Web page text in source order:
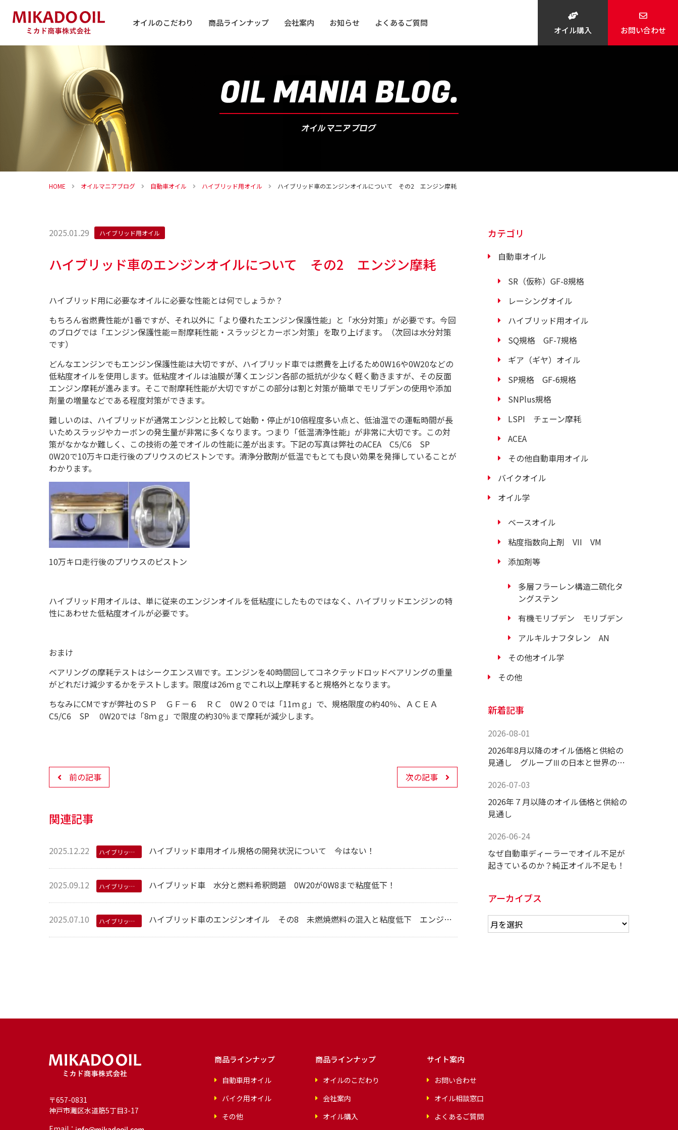
オイルのこだわり 商品ラインナップ
バイク用オイル
会社案内 お知らせ よくあるご質問
オイル購入 お問い合わせ
HOME オイルマニアブログ 自動車オイル ハイブリッド用オイル ハイブリッド車のエンジンオイルについて その2 エンジン摩耗
2025.01.29 ハイブリッド用オイル
ハイブリッド車のエンジンオイルについて その2 エンジン摩耗
ハイブリッド用に必要なオイルに必要な性能とは何でしょうか？
もちろん省燃費性能が1番ですが、それ以外に「より優れたエンジン保護性能」と「水分対策」が必要です。今回
のブログでは「エンジン保護性能＝耐摩耗性能・スラッジとカーボン対策」を取り上げます。（次回は水分対策
です）
どんなエンジンでもエンジン保護性能は大切ですが、ハイブリッド車では燃費を上げるため0W16や0W20などの
低粘度オイルを使用します。低粘度オイルは油膜が薄くエンジン各部の抵抗が少なく軽く動きますが、その反面
エンジン摩耗が進みます。そこで耐摩耗性能が大切ですがこの部分は割と対策が簡単でモリブデンの使用や添加
剤量の増量などである程度対策ができます。
難しいのは、ハイブリッドが通常エンジンと比較して始動・停止が10倍程度多い点と、低油温での運転時間が長
いためスラッジやカーボンの発生量が非常に多くなります。つまり「低温清浄性能」が非常に大切です。この対
策がなかなか難しく、この技術の差でオイルの性能に差が出ます。下記の写真は弊社のACEA C5/C6
SP
0W20で10万キロ走行後のプリウスのピストンです。清浄分散剤が低温でもとても良い効果を発揮していることが
わかります。
10万キロ走行後のプリウスのピストン
ハイブリッド用オイルは、単に従来のエンジンオイルを低粘度にしたものではなく、ハイブリッドエンジンの特
性にあわせた低粘度オイルが必要です。
おまけ
ベアリングの摩耗テストはシークエンスⅧです。エンジンを40時間回してコネクテッドロッドベアリングの重量
がどれだけ減少するかをテストします。限度は26ｍｇでこれ以上摩耗すると規格外となります。
ちなみにCMですが弊社のＳＰ ＧＦ－６ ＲＣ 0Ｗ２０では「11ｍｇ」で、規格限度の約40％、ＡＣＥＡ
C5/C6
SP 0W20では「8ｍｇ」で限度の約30％まで摩耗が減少します。
前の記事 次の記事
関連記事
2025.12.22 ハイブリッド用オイル ハイブリッド車用オイル規格の開発状況について 今はない！
2025.09.12 ハイブリッド用オイル ハイブリッド車 水分と燃料希釈問題 0W20が0W8まで粘度低下！
2025.07.10 ハイブリッド用オイル ハイブリッド車のエンジンオイル その8 未燃焼燃料の混入と粘度低下 エンジン摩耗の原因
カテゴリ
自動車オイル
SR（仮称）GF-8規格
レーシングオイル
ハイブリッド用オイル
SQ規格 GF-7規格
ギア（ギヤ）オイル
SP規格 GF-6規格
SNPlus規格
LSPI チェーン摩耗
ACEA
その他自動車用オイル
バイクオイル
オイル学
ベースオイル
粘度指数向上剤 VII VM
添加剤等
多層フラーレン構造二硫化タ
ングステン
有機モリブデン モリブデン
アルキルナフタレン AN
その他オイル学
その他
新着記事
2026-08-01
2026年8月以降のオイル価格と供給の
見通し グループⅢの日本と世界の供
2026-07-03
2026年７月以降のオイル価格と供給の
見通し
2026-06-24
なぜ自動車ディーラーでオイル不足が
起きているのか？純正オイル不足も！
アーカイブス
〒657-0831
神戸市灘区水道筋5丁目3-17
商品ラインナップ
自動車用オイル
バイク用オイル
その他
商品ラインナップ
オイルのこだわり
会社案内
オイル購入
サイト案内
お問い合わせ
オイル相談窓口
よくあるご質問